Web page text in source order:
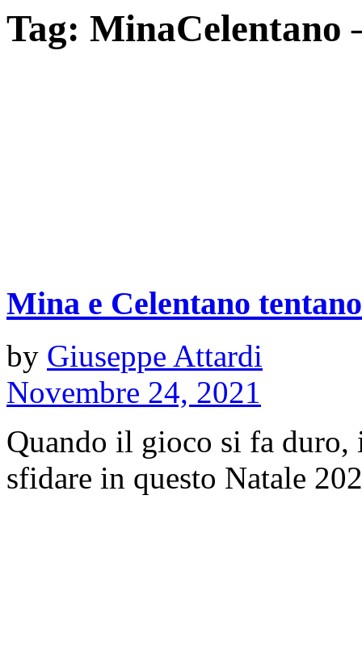
Tag: MinaCelentano
Mina e Celentano
by Giuseppe Attardi
Novembre 24, 2021
Quando il gioco si fa
sfidare in questo Natale